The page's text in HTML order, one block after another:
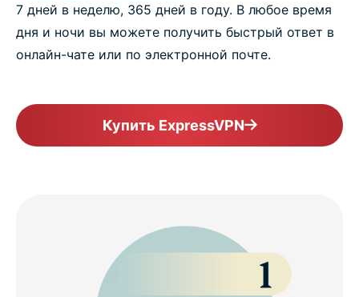
7 дней в неделю, 365 дней в году. В любое время
дня и ночи вы можете получить быстрый ответ в
онлайн-чате или по электронной почте.
Купить ExpressVPN